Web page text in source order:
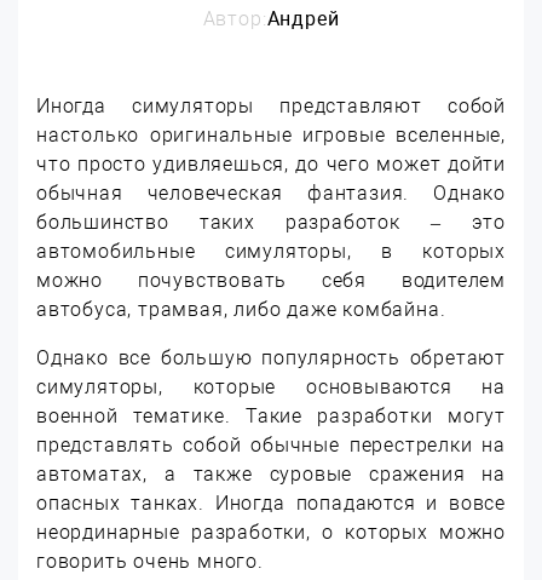
Автор:Андрей
Иногда симуляторы представляют собой
настолько оригинальные игровые вселенные,
что просто удивляешься, до чего может дойти
обычная человеческая фантазия. Однако
большинство таких разработок – это
автомобильные симуляторы, в которых
можно почувствовать себя водителем
автобуса, трамвая, либо даже комбайна.
Однако все большую популярность обретают
симуляторы, которые основываются на
военной тематике. Такие разработки могут
представлять собой обычные перестрелки на
автоматах, а также суровые сражения на
опасных танках. Иногда попадаются и вовсе
неординарные разработки, о которых можно
говорить очень много.